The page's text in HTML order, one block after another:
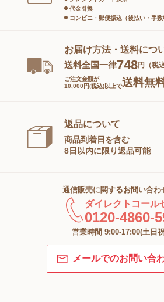
代金引換
コンビニ・郵便振込（後払い・手数
お届け方法・送料につ
送料全国一律748円（税込
ご注文金額が
10,000円(税込)以上で送料無
返品について
商品到着日を含む
8日以内に限り返品可能
通信販売に関するお問い合わ
ダイレクトコール
0120-4860-
営業時間 9:00-17:00(土日
メールでのお問い合